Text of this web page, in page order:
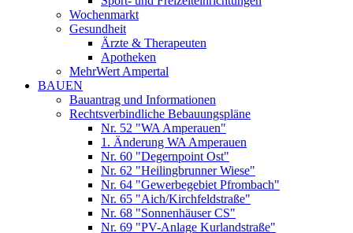
Wochenmarkt
Gesundheit
Ärzte & Therapeuten
Apotheken
MehrWert Ampertal
BAUEN
Bauantrag und Informationen
Rechtsverbindliche Bebauungspläne
Nr. 52 "WA Amperauen"
1. Änderung WA Amperauen
Nr. 60 "Degernpoint Ost"
Nr. 62 "Heilingbrunner Wiese"
Nr. 64 "Gewerbegebiet Pfrombach"
Nr. 65 "Aich/Kirchfeldstraße"
Nr. 68 "Sonnenhäuser CS"
Nr. 69 "PV-Anlage Kurlandstraße"